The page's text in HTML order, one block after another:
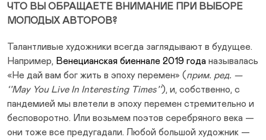
ЧТО ВЫ ОБРАЩАЕТЕ ВНИМАНИЕ ПРИ ВЫБОРЕ
МОЛОДЫХ АВТОРОВ?
Талантливые художники всегда заглядывают в будущее.
Например, Венецианская биеннале 2019 года называлась
«Не дай вам бог жить в эпоху перемен» ( прим. ред. —
‘’May You Live In Interesting Times’’), и, собственно, с
пандемией мы влетели в эпоху перемен стремительно и
бесповоротно. Или возьмем поэтов серебряного века —
они тоже все предугадали. Любой большой художник —